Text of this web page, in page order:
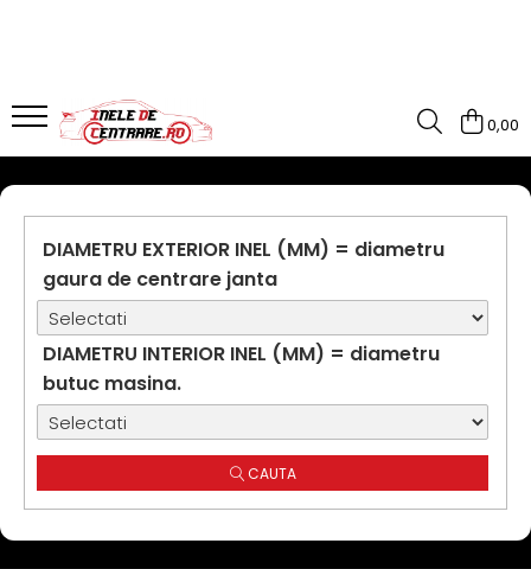
0,00
DIAMETRU EXTERIOR INEL (MM) = diametru
gaura de centrare janta
DIAMETRU INTERIOR INEL (MM) = diametru
butuc masina.
CAUTA